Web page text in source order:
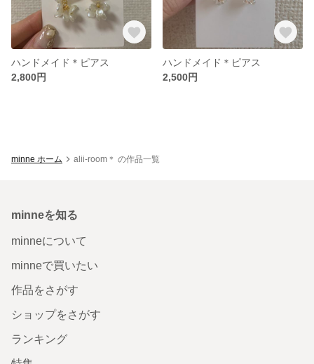
ハンドメイド＊ピアス
2,800円
ハンドメイド＊ピアス
2,500円
minne ホーム alii-room＊ の作品一覧
minneを知る
minneについて
minneで買いたい
作品をさがす
ショップをさがす
ランキング